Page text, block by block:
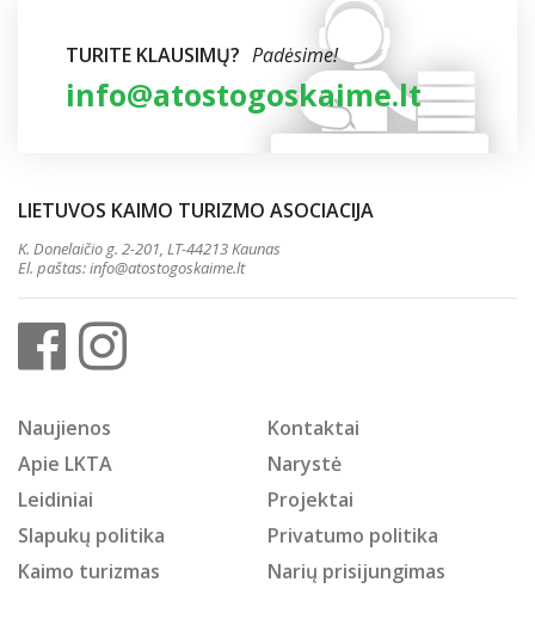
TURITE KLAUSIMŲ? Padėsime!
info@atostogoskaime.lt
LIETUVOS KAIMO TURIZMO ASOCIACIJA
K. Donelaičio g. 2-201, LT-44213 Kaunas
El. paštas:info@atostogoskaime.lt
Naujienos
Kontaktai
Apie LKTA
Narystė
Leidiniai
Projektai
Slapukų politika
Privatumo politika
Kaimo turizmas
Narių prisijungimas